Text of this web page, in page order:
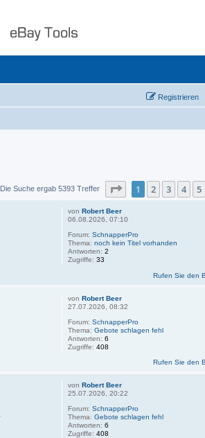
Registrieren
Die Suche ergab 5393 Treffer Seite von360
1 2 3 4 5
von Robert Beer
06.08.2026, 07:10
Forum: SchnapperPro
Thema: noch kein Titel vorhanden
Antworten: 2
Zugriffe: 33
Rufen Sie den
von Robert Beer
27.07.2026, 08:32
Forum: SchnapperPro
Thema: Gebote schlagen fehl
Antworten: 6
Zugriffe: 408
Rufen Sie den
von Robert Beer
25.07.2026, 20:22
Forum: SchnapperPro
Thema: Gebote schlagen fehl
Antworten: 6
Zugriffe: 408